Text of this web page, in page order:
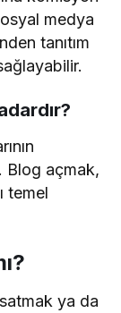
medya
tanıtım
Blog açmak,
temel
ya da